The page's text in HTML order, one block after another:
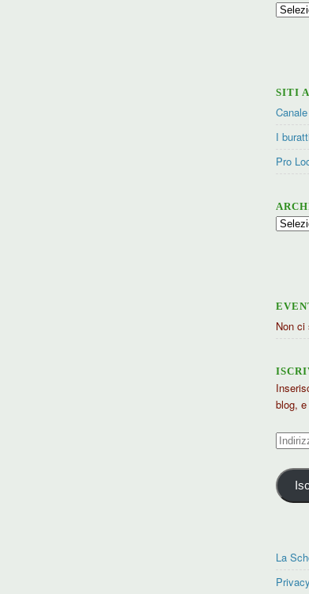
SITI
I
Pro
Non ci
blog,
mail
La